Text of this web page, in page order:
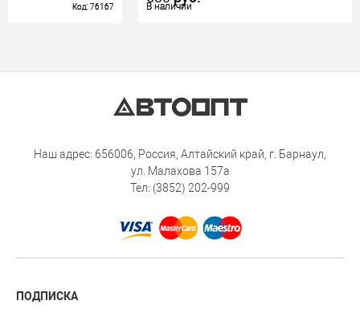
В наличии
В наличии
Наш адрес: 656006, Россия, Алтайский край, г. Барнаул,
ул. Малахова 157а
Тел: (3852) 202-999
ПОДПИСКА